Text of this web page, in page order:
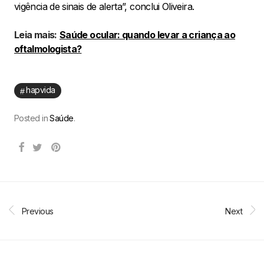
vigência de sinais de alerta”, conclui Oliveira.
Leia mais: Saúde ocular: quando levar a criança ao
oftalmologista?
hapvida
Posted inSaúde.
Previous Next